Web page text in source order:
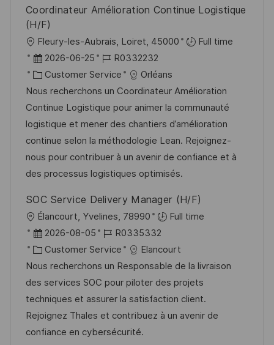
Coordinateur Amélioration Continue Logistique
(H/F)
O
r
t
Fleury-les-Aubrais, Loiret, 45000
Full time
D
a
t
u
m
d
e
r
e
r
ö
f
f
e
n
t
l
2026-06-25
J
o
b
-
I
D
R0332232
K
a
t
e
g
o
r
e
Customer Service
Orléans
Nous recherchons un Coordinateur Amélioration
Continue Logistique pour animer la communauté
logistique et mener des chantiers d’amélioration
continue selon la méthodologie Lean. Rejoignez-
nous pour contribuer à un avenir de confiance et à
des processus logistiques optimisés.
SOC Service Delivery Manager (H/F)
O
r
t
Élancourt, Yvelines, 78990
Full time
D
a
t
u
m
d
e
2026-08-05
J
o
b
-
I
D
R0335332
K
a
t
e
g
o
Customer Service
Elancourt
Nous recherchons un Responsable de la livraison
des services SOC pour piloter des projets
techniques et assurer la satisfaction client.
Rejoignez Thales et contribuez à un avenir de
confiance en cybersécurité.